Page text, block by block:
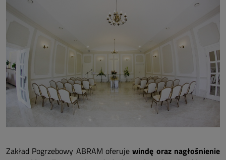
Zakład Pogrzebowy ABRAM oferujewindę oraz nagłośnienie